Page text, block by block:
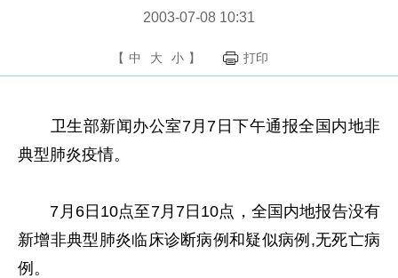
2003-07-08 10:31
【 中 大 小 】 打印
卫生部新闻办公室7月7日下午通报全国内地非
典型肺炎疫情。
7月6日10点至7月7日10点，全国内地报告没有
新增非典型肺炎临床诊断病例和疑似病例,无死亡病
例。